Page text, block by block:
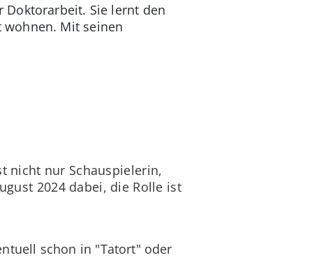
Doktorarbeit. Sie lernt den
Mit seinen
nicht nur Schauspielerin,
2024 dabei, die Rolle ist
schon in "Tatort" oder